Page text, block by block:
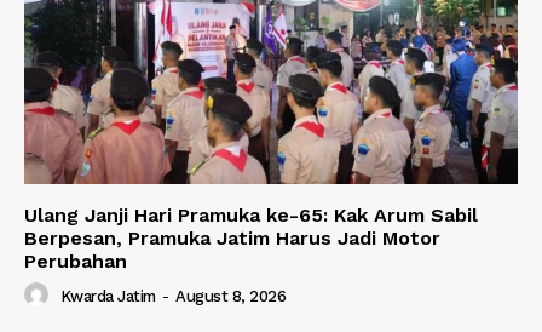
Ulang Janji Hari Pramuka ke-65: Kak Arum Sabil
Berpesan, Pramuka Jatim Harus Jadi Motor
Perubahan
Kwarda Jatim - August 8, 2026